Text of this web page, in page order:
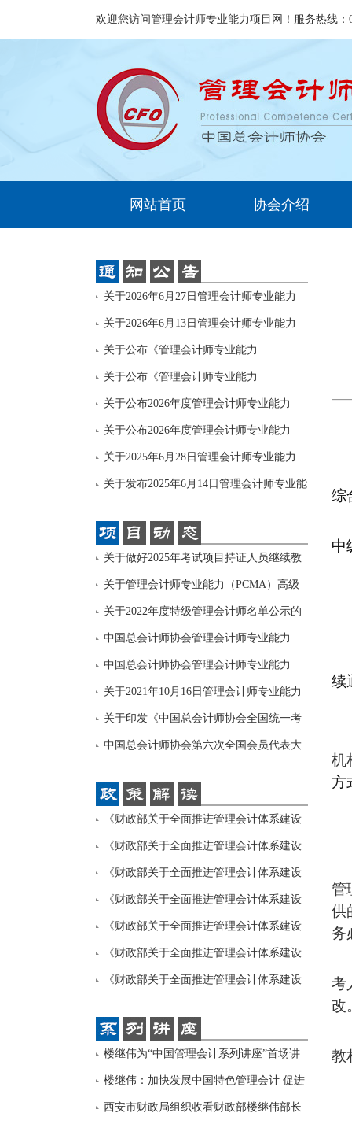
欢迎您访问管理会计师专业能力项目网！服务热线：
网站首页 协会介绍
关于2026年6月27日管理会计师专业能力
（PCM
关于2026年6月13日管理会计师专业能力
（PCM
关于公布《管理会计师专业能力
（PCMA）高级
关于公布《管理会计师专业能力
（PCMA）中级
关于公布2026年度管理会计师专业能力
（PCMA
关于公布2026年度管理会计师专业能力
（PCMA
关于2025年6月28日管理会计师专业能力
（PCM
关于发布2025年6月14日管理会计师专业能
关于做好2025年考试项目持证人员继续教
育和
关于管理会计师专业能力（PCMA）高级
项目证
关于2022年度特级管理会计师名单公示的
通知
中国总会计师协会管理会计师专业能力
（PCMA
中国总会计师协会管理会计师专业能力
（PCMA
关于2021年10月16日管理会计师专业能力
（PC
关于印发《中国总会计师协会全国统一考
试计
中国总会计师协会第六次全国会员代表大
《财政部关于全面推进管理会计体系建设
的指
《财政部关于全面推进管理会计体系建设
的指
《财政部关于全面推进管理会计体系建设
的指
《财政部关于全面推进管理会计体系建设
的指
《财政部关于全面推进管理会计体系建设
的指
《财政部关于全面推进管理会计体系建设
的指
《财政部关于全面推进管理会计体系建设
楼继伟为“中国管理会计系列讲座”首场讲
座
楼继伟：加快发展中国特色管理会计 促进
我国
西安市财政局组织收看财政部楼继伟部长
综
中
续
机
方
管
供
务
考
改
教